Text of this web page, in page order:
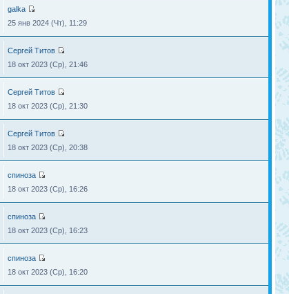
galka
25 янв 2024 (Чт), 11:29
Сергей Титов
18 окт 2023 (Ср), 21:46
Сергей Титов
18 окт 2023 (Ср), 21:30
Сергей Титов
18 окт 2023 (Ср), 20:38
спиноза
18 окт 2023 (Ср), 16:26
спиноза
18 окт 2023 (Ср), 16:23
спиноза
18 окт 2023 (Ср), 16:20